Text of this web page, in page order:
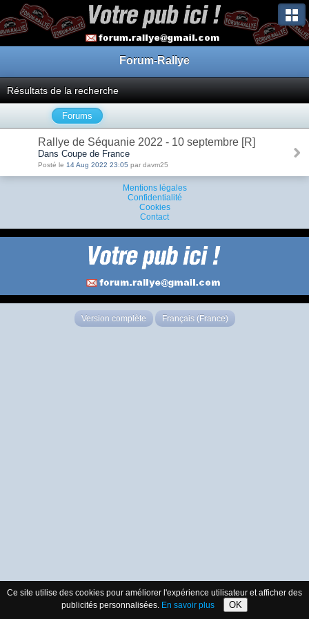
Forum-Rallye
Résultats de la recherche
Forums
Rallye de Séquanie 2022 - 10 septembre [R]
Dans Coupe de France
Posté le 14 Aug 2022 23:05 par davm25
Mentions légales
Confidentialité
Cookies
Contact
Version complète Français (France)
Ce site utilise des cookies pour améliorer l'expérience utilisateur et afficher des
publicités personnalisées. En savoir plus OK